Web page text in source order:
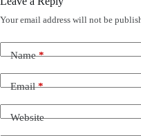
Your email address will not be
Name*
Email*
Website